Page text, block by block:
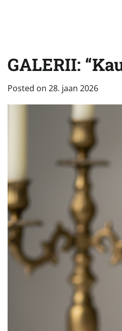
GALERII:
Posted on 28. jaan 2026